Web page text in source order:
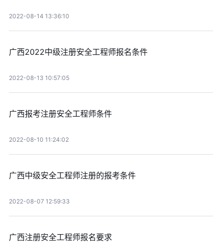
2022-08-14 13:36:10
广西2022中级注册安全工程师报名条件
2022-08-13 10:57:05
广西报考注册安全工程师条件
2022-08-10 11:24:02
广西中级安全工程师注册的报考条件
2022-08-07 12:59:33
广西注册安全工程师报名要求